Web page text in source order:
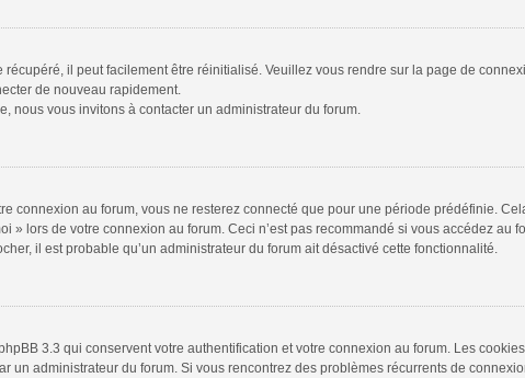
il peut facilement être réinitialisé. Veuillez vous rendre sur la page de
de nouveau rapidement.
nous vous invitons à contacter un administrateur du forum.
connexion au forum, vous ne resterez connecté que pour une période prédéfinie.
» lors de votre connexion au forum. Ceci n’est pas recommandé si vous accédez
il est probable qu’un administrateur du forum ait désactivé cette fonctionnalité.
3.3 qui conservent votre authentification et votre connexion au forum. Les
un administrateur du forum. Si vous rencontrez des problèmes récurrents de